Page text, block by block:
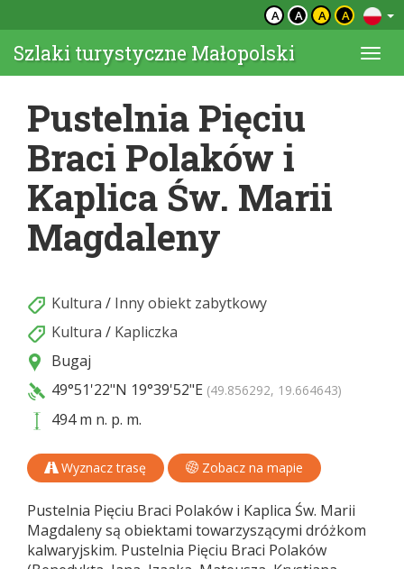
A A A A
Szlaki turystyczne Małopolski
Pustelnia Pięciu
Braci Polaków i
Kaplica Św. Marii
Magdaleny
Kultura / Inny obiekt zabytkowy
Kultura / Kapliczka
Bugaj
49°51'22"N 19°39'52"E (49.856292, 19.664643)
494 m n. p. m.
Wyznacz trasę Zobacz na mapie
Pustelnia Pięciu Braci Polaków i Kaplica Św. Marii
Magdaleny są obiektami towarzyszącymi dróżkom
kalwaryjskim. Pustelnia Pięciu Braci Polaków